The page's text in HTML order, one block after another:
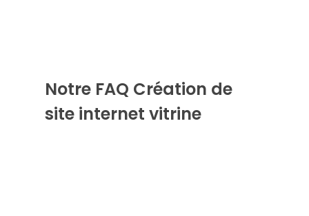
Notre FAQ Création de
site internet vitrine